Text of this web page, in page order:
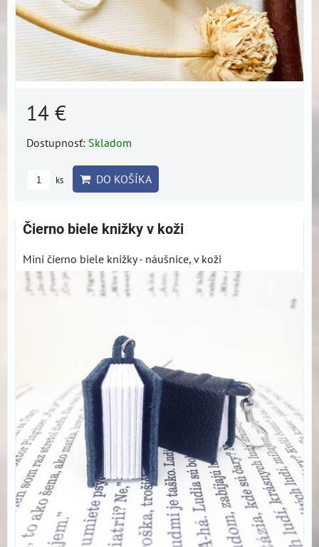
14 €
Dostupnosť: Skladom
ks DO KOŠÍKA
Čierno biele knižky v koži
Mini čierno biele knižky - náušnice, v koži